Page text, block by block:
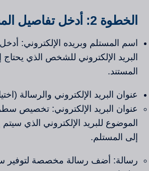
الخطوة 2: أدخل تفاصيل المستلم
اسم المستلم وبريده الإلكتروني:
البريد الإلكتروني للشخص الذي يحتاج
المستند.
عنوان البريد الإلكتروني والرسالة
عنوان البريد الإلكتروني: تخصيص
الموضوع للبريد الإلكتروني الذي سيتم
إلى المستلم.
رسالة: أضف رسالة مخصصة لتوفير